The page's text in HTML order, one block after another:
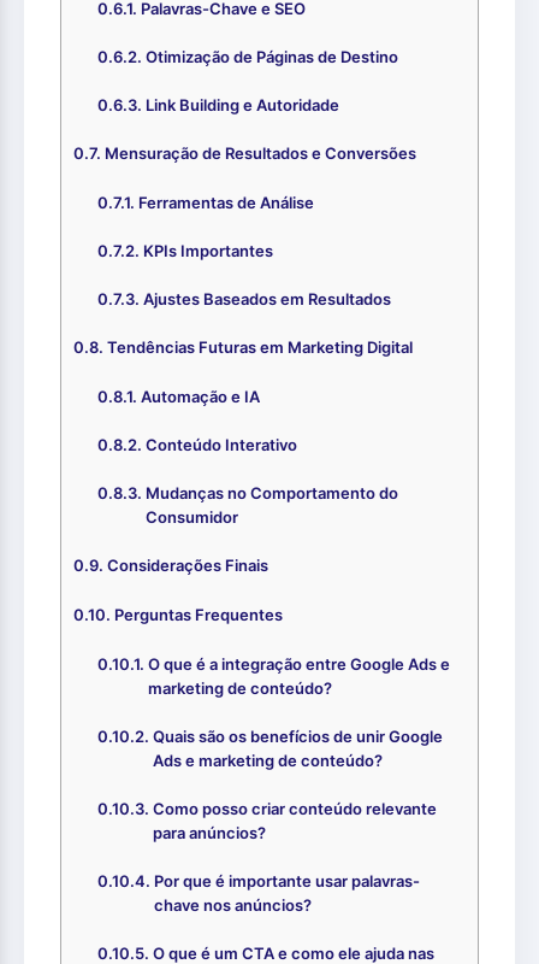
Palavras-Chave e SEO
Otimização de Páginas de Destino
Link Building e Autoridade
Mensuração de Resultados e Conversões
Ferramentas de Análise
KPIs Importantes
Ajustes Baseados em Resultados
Tendências Futuras em Marketing Digital
Automação e IA
Conteúdo Interativo
Mudanças no Comportamento do
Consumidor
Considerações Finais
Perguntas Frequentes
O que é a integração entre Google Ads e
marketing de conteúdo?
Quais são os benefícios de unir Google
Ads e marketing de conteúdo?
Como posso criar conteúdo relevante
para anúncios?
Por que é importante usar palavras-
chave nos anúncios?
O que é um CTA e como ele ajuda nas